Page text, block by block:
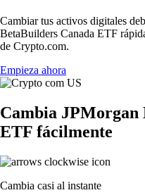
Cambiar tus activos digitales
BetaBuilders Canada ETF
de Crypto.com.
Empieza ahora
Cambia JPMorgan
ETF fácilmente
Cambia casi al instante